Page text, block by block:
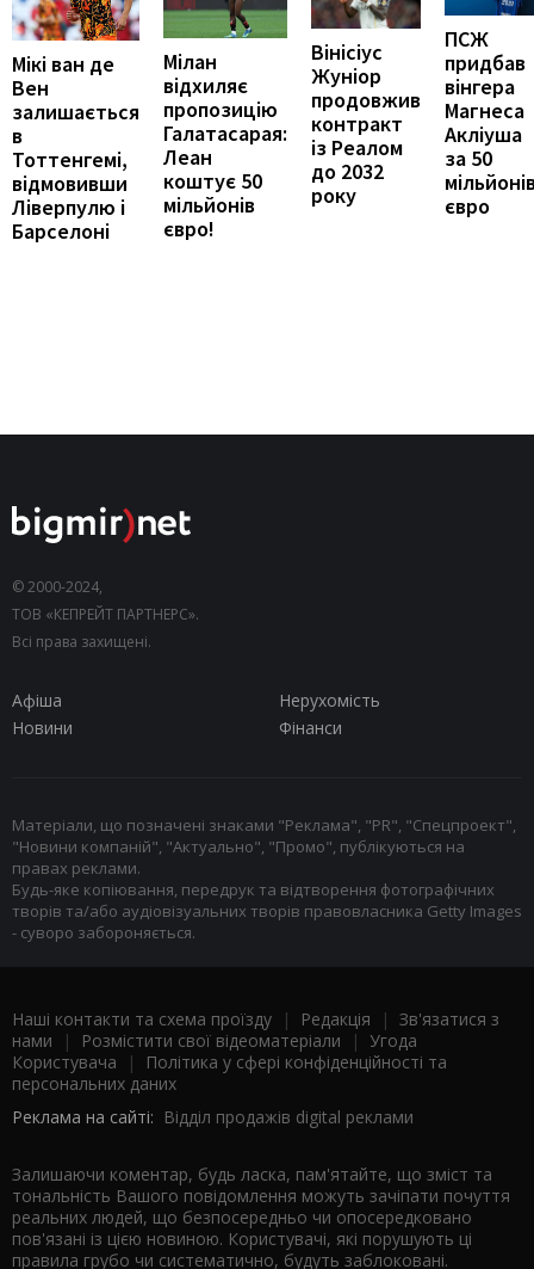
Мікі ван де
Вен
залишається
в
Тоттенгемі,
відмовивши
Ліверпулю і
Барселоні
Мілан
відхиляє
пропозицію
Галатасарая:
Леан
коштує 50
мільйонів
євро!
Вінісіус
Жуніор
продовжив
контракт
із Реалом
до 2032
року
ПСЖ
придбав
вінгера
Магнеса
Акліуша
за 50
євро
© 2000-2024,
ТОВ «КЕПРЕЙТ ПАРТНЕРС».
Всі права захищені.
Афіша
Нерухомість
Новини
Фінанси
Матеріали, що позначені знаками "Реклама", "PR", "Спецпроект",
"Новини компаній", "Актуально", "Промо", публікуються на
правах реклами.
Будь-яке копіювання, передрук та відтворення фотографічних
творів та/або аудіовізуальних творів правовласника Getty Images
- суворо забороняється.
Наші контакти та схема проїзду | Редакція | Зв'язатися з
нами | Розмістити свої відеоматеріали | Угода
Користувача |
Політика у сфері конфіденційності та
персональних даних
Реклама на сайті: Відділ продажів digital реклами
Залишаючи коментар, будь ласка, пам'ятайте, що зміст та
тональність Вашого повідомлення можуть зачіпати почуття
реальних людей, що безпосередньо чи опосередковано
пов'язані із цією новиною. Користувачі, які порушують ці
правила грубо чи систематично, будуть заблоковані.